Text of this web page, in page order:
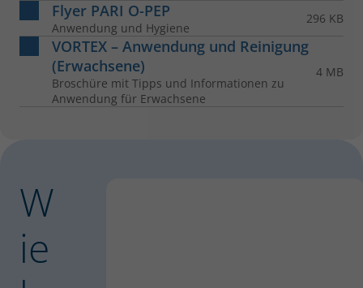
Flyer PARI O-PEP
Anwendung und Hygiene
296 KB
VORTEX – Anwendung und Reinigung
(Erwachsene)
Broschüre mit Tipps und Informationen zu
Anwendung für Erwachsene
4 MB
W
ie